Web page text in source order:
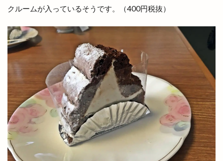
東京分祠
東伯店
東出雲
松江GENKI夜市
松江YEGマルシェ
松江かにいち
松江かに小屋
松江しんじ湖温泉
松江キャンパス
松江サップフェス
松江ジビエール
松江テルサ
松江フォーゲルパーク
松江ヨアカリ
松江ヨアカリin宍道
松江乃木店
松江商工会議所青年部
松江城
クルームが入っているそうです。（400円税抜）